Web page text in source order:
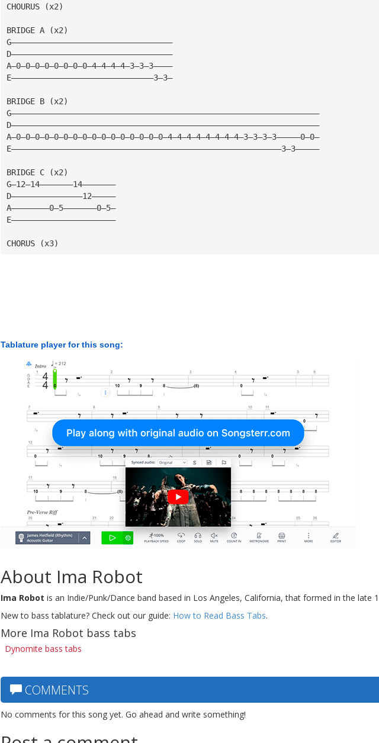
CHOURUS (x2)
BRIDGE A (x2)
G——————————————————————————————————
D——————————————————————————————————
A—0—0—0—0—0—0—0—0—4—4—4—4—3—3—3————
E——————————————————————————————3—3—
BRIDGE B (x2)
G—————————————————————————————————————————————————————————————————
D—————————————————————————————————————————————————————————————————
A—0—0—0—0—0—0—0—0—0—0—0—0—0—0—0—0—4—4—4—4—4—4—4—4—3—3—3—3—————0—0—
E—————————————————————————————————————————————————————————3—3—————
BRIDGE C (x2)
G—12—14———————14———————
D———————————————12—————
A————————0—5———————0—5—
E——————————————————————
CHORUS (x3)
Tablature player for this song:
About Ima Robot
Ima Robot is an Indie/Punk/Dance band based in Los Angeles, California, that formed in the late
New to bass tablature? Check out our guide: How to Read Bass Tabs.
More Ima Robot bass tabs
Dynomite bass tabs
COMMENTS
No comments for this song yet. Go ahead and write something!